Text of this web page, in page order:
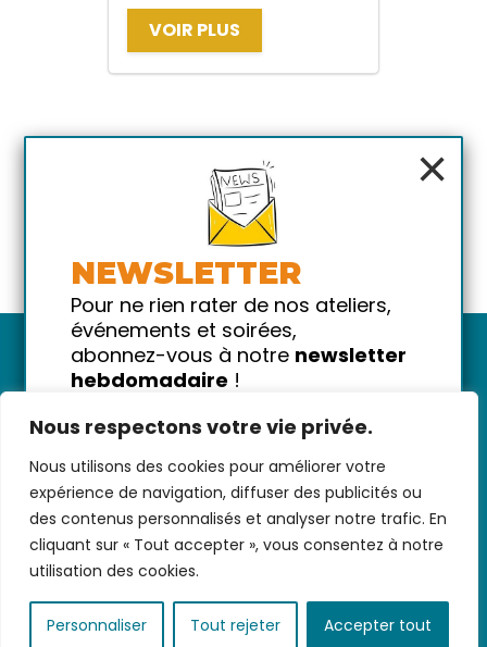
Nous respectons votre vie privée.
Nous utilisons des cookies pour améliorer votre
expérience de navigation, diffuser des publicités ou
des contenus personnalisés et analyser notre trafic. En
cliquant sur « Tout accepter », vous consentez à notre
utilisation des cookies.
Personnaliser Tout rejeter Accepter tout
VOIR PLUS
Nous contacter- CGV/CGU-Données
personnelles-Infos pratiques- FAQ
×
NEWSLETTER
Pour ne rien rater de nos ateliers,
événements et soirées,
abonnez-vous à notre newsletter
hebdomadaire !
!
Votre email